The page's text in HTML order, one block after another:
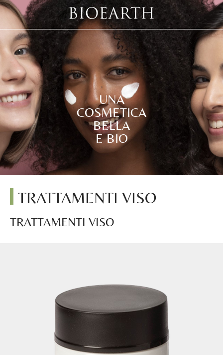
UNA
COSMETICA
BELLA
E BIO
TRATTAMENTI VISO
TRATTAMENTI VISO